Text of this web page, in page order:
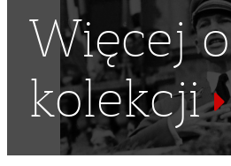
Więcej o
kolekcji